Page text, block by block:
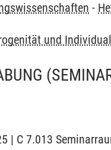
-
und
| C 7.013